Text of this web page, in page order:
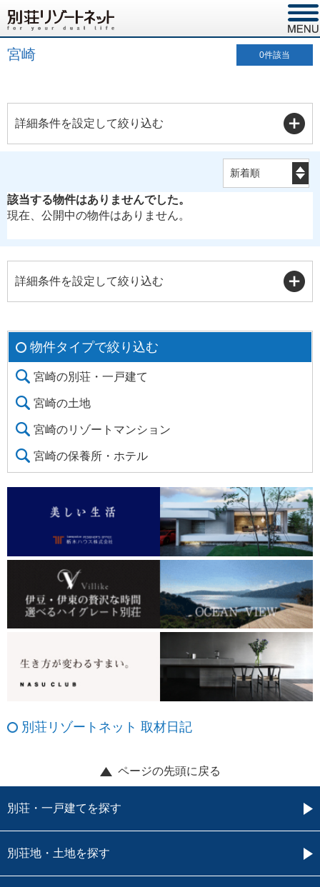
宮崎 0件該当
詳細条件を設定して絞り込む
該当する物件はありませんでした。
現在、公開中の物件はありません。
詳細条件を設定して絞り込む
物件タイプで絞り込む
宮崎の別荘・一戸建て
宮崎の土地
宮崎のリゾートマンション
宮崎の保養所・ホテル
別荘リゾートネット 取材日記
ページの先頭に戻る
別荘・一戸建てを探す
別荘地・土地を探す